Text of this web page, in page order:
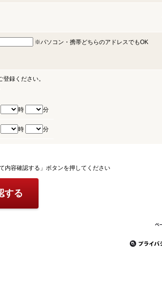
※パソコン・携帯どちらのアドレスでもOK
録ください。
時 分
時 分
内容確認する」ボタンを押してください
する